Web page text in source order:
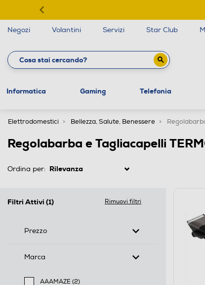
Negozi Volantini Servizi Star Club
Informatica Gaming Telefonia
Elettrodomestici Bellezza, Salute, Benessere
Regolabarba e Tagliacapelli
Ordina per:
Filtri Attivi (1) Rimuovi filtri
Prezzo
Marca
AAAMAZE (2)